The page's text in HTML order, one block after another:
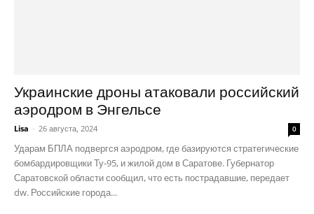
Украинские дроны атаковали российский
аэродром в Энгельсе
Lisa - 26 августа, 2024 0
Ударам БПЛА подвергся аэродром, где базируются стратегические
бомбардировщики Ту-95, и жилой дом в Саратове. Губернатор
Саратовской области сообщил, что есть пострадавшие, передает
dw. Российские города...